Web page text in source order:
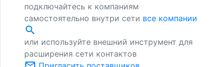
подключайтесь к компаниям
самостоятельно внутри сети все компании
search
или используйте внешний инструмент для
расширения сети контактов